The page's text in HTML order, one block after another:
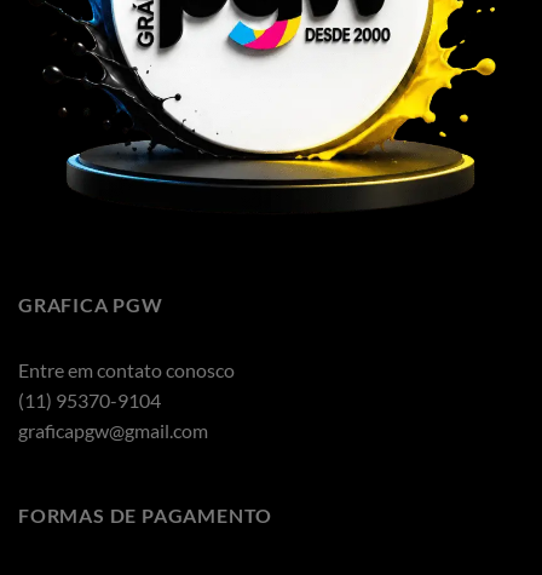
GRAFICA PGW
Entre em contato conosco
(11) 95370-9104
graficapgw@gmail.com
FORMAS DE PAGAMENTO